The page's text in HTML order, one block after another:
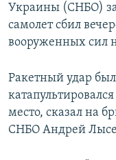
поискуСЕВЕР.РЕАЛИИ
СИБИРЬ.РЕАЛИИ
ПОДПИШИТЕСЬ НА
СОЦИАЛЬНЫЕ СЕТИ
Украины (СНБО)
самолет сбил
вооруженных сил
Ракетный удар
место, сказал на
СНБО Андрей